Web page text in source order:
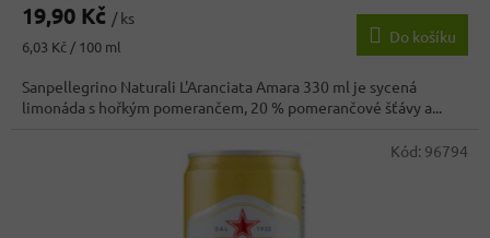
19,90 Kč / ks
Měrná
6,03 Kč / 100 ml
Do košíku
Sanpellegrino Naturali L'Aranciata Amara 330 ml je sycená
limonáda s hořkým pomerančem, 20 % pomerančové šťávy a...
Kód: 96794